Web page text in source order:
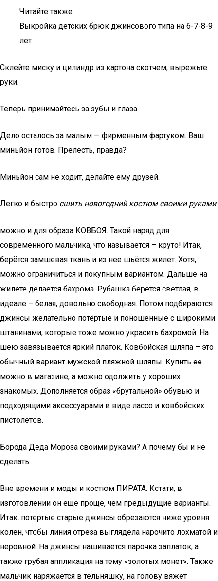
Читайте также:
Выкройка детских брюк джинсового типа на 6-7-8-9
лет
Склейте миску и цилиндр из картона скотчем, вырежьте
руки.
Теперь принимайтесь за зубы и глаза.
Дело осталось за малым — фирменным фартуком. Ваш
миньйон готов. Прелесть, правда?
Миньйон сам не ходит, делайте ему друзей.
Легко и быстро сшить новогодний костюм своими руками
можно и для образа КОВБОЯ. Такой наряд для
современного мальчика, что называется – круто! Итак,
берётся замшевая ткань и из нее шьётся жилет. Хотя,
можно ограничиться и покупным вариантом. Дальше на
жилете делается бахрома. Рубашка берется светлая, в
идеале – белая, довольно свободная. Потом подбираются
джинсы желательно потёртые и поношенные с широкими
штанинами, которые тоже можно украсить бахромой. На
шею завязывается яркий платок. Ковбойская шляпа – это
обычный вариант мужской пляжной шляпы. Купить ее
можно в магазине, а можно одолжить у хороших
знакомых. Дополняется образ «брутальной» обувью и
подходящими аксессуарами в виде лассо и ковбойских
пистолетов.
Борода Деда Мороза своими руками? А почему бы и не
сделать.
Вне времени и моды и костюм ПИРАТА. Кстати, в
изготовлении он еще проще, чем предыдущие варианты.
Итак, потертые старые джинсы обрезаются ниже уровня
колен, чтобы линия отреза выглядела нарочито лохматой и
неровной. На джинсы нашивается парочка заплаток, а
также грубая аппликация на тему «золотых монет». Также
мальчик наряжается в тельняшку, на голову вяжет